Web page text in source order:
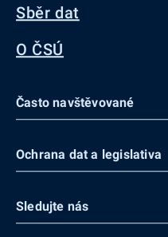
Sběr dat
O ČSÚ
Často navštěvované
Ochrana dat a legislativa
Sledujte nás